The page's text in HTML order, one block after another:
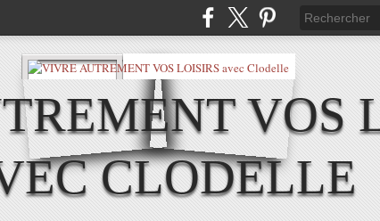
VOS
CLODELLE